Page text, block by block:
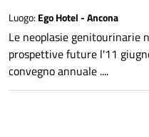
Luogo: Ego Hotel - Ancona
Le neoplasie genitourinarie
prospettive future l'11
convegno annuale ....